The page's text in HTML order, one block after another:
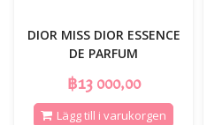
DIOR MISS DIOR ESSENCE
DE PARFUM
฿13 000,00
Lägg till i varukorgen